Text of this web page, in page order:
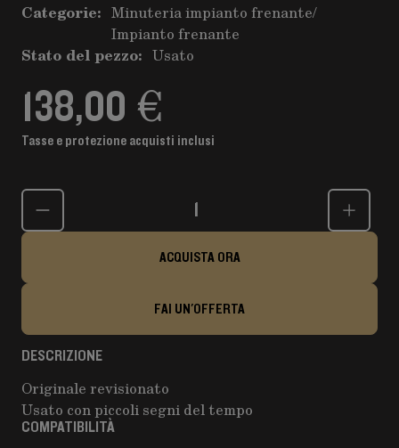
Categorie: Minuteria impianto frenante/
Impianto frenante
Stato del pezzo: Usato
138,00 €
Tasse e protezione acquisti inclusi
Quantità
ACQUISTA ORA
FAI UN'OFFERTA
DESCRIZIONE
Originale revisionato
Usato con piccoli segni del tempo
COMPATIBILITÀ